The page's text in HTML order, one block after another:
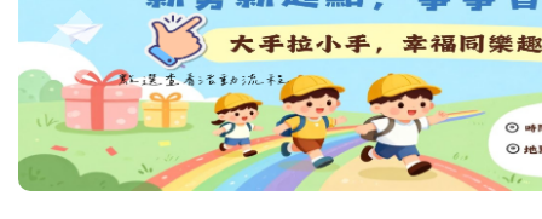
淨零綠領人才培育課程